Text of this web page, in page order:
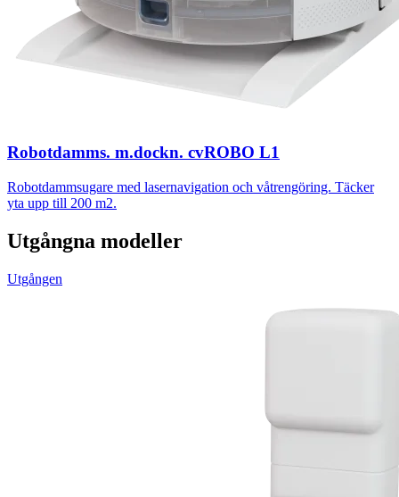
Robotdamms. m.dockn. cvROBO L1
Robotdammsugare med lasernavigation och våtrengöring. Täcker
yta upp till 200 m2.
Utgångna modeller
Utgången